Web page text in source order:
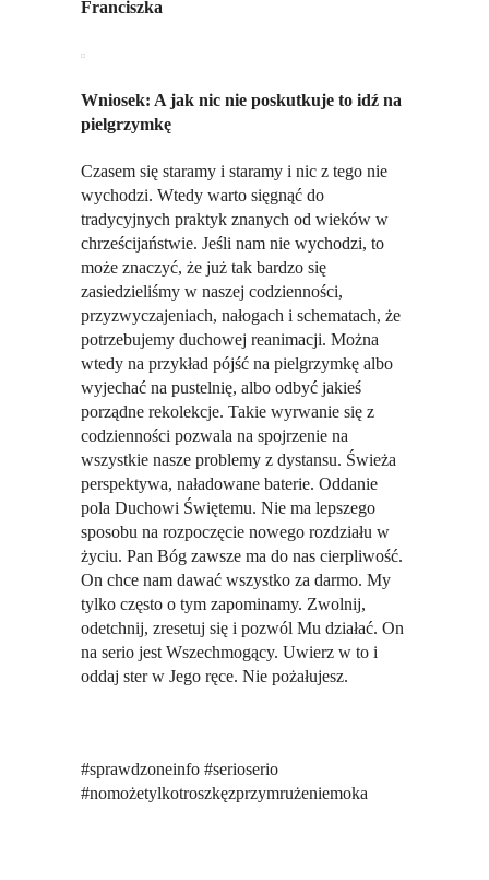
Franciszka
Wniosek: A jak nic nie poskutkuje to idź na
pielgrzymkę
Czasem się staramy i staramy i nic z tego nie
wychodzi. Wtedy warto sięgnąć do
tradycyjnych praktyk znanych od wieków w
chrześcijaństwie. Jeśli nam nie wychodzi, to
może znaczyć, że już tak bardzo się
zasiedzieliśmy w naszej codzienności,
przyzwyczajeniach, nałogach i schematach, że
potrzebujemy duchowej reanimacji. Można
wtedy na przykład pójść na pielgrzymkę albo
wyjechać na pustelnię, albo odbyć jakieś
porządne rekolekcje. Takie wyrwanie się z
codzienności pozwala na spojrzenie na
wszystkie nasze problemy z dystansu. Świeża
perspektywa, naładowane baterie. Oddanie
pola Duchowi Świętemu. Nie ma lepszego
sposobu na rozpoczęcie nowego rozdziału w
życiu. Pan Bóg zawsze ma do nas cierpliwość.
On chce nam dawać wszystko za darmo. My
tylko często o tym zapominamy. Zwolnij,
odetchnij, zresetuj się i pozwól Mu działać. On
na serio jest Wszechmogący. Uwierz w to i
oddaj ster w Jego ręce. Nie pożałujesz.
#sprawdzoneinfo #serioserio
#nomożetylkotroszkęzprzymrużeniemoka